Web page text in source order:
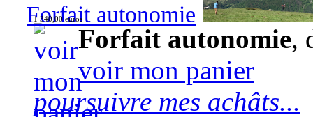
Forfait autonomie
1 340,00 euros
Forfait autonomie,
voir mon panier
poursuivre mes achâts...